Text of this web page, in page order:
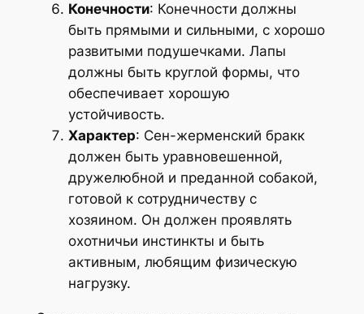
Конечности: Конечности должны
быть прямыми и сильными, с хорошо
развитыми подушечками. Лапы
должны быть круглой формы, что
обеспечивает хорошую
устойчивость.
Характер: Сен-жерменский бракк
должен быть уравновешенной,
дружелюбной и преданной собакой,
готовой к сотрудничеству с
хозяином. Он должен проявлять
охотничьи инстинкты и быть
активным, любящим физическую
нагрузку.